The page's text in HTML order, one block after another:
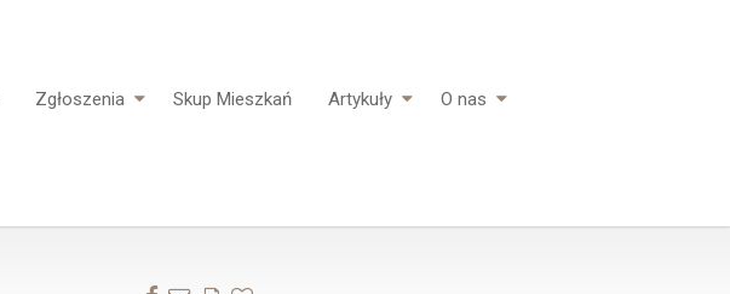
Zgłoszenia Skup Mieszkań Artykuły O nas